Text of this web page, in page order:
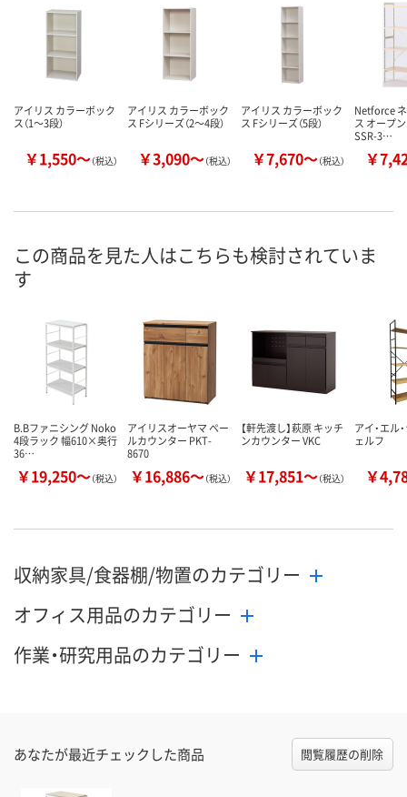
アイリス カラーボック
ス（1～3段）
￥1,550～（税込）
アイリス カラーボック
ス Fシリーズ（2～4段）
￥3,090～（税込）
アイリス カラーボック
ス Fシリーズ（5段）
￥7,670～（税込）
Netforce
ス オープ
SSR-3…
￥
この商品を見た人はこちらも検討されていま
す
B.Bファニシング Noko
4段ラック 幅610×奥行
36…
￥19,250～（税込）
アイリスオーヤマ ペー
ルカウンター PKT-
8670
￥16,886～（税込）
【軒先渡し】萩原 キッチ
ンカウンター VKC
￥17,851～（税込）
アイ・エル
ェルフ
￥
収納家具/食器棚/物置のカテゴリー
オフィス用品のカテゴリー
作業・研究用品のカテゴリー
あなたが最近チェックした商品 閲覧履歴の削除